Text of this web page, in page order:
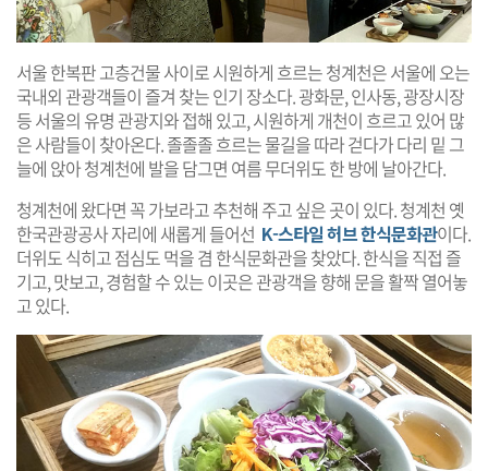
서울 한복판 고층건물 사이로 시원하게 흐르는 청계천은 서울에 오는
국내외 관광객들이 즐겨 찾는 인기 장소다. 광화문, 인사동, 광장시장
등 서울의 유명 관광지와 접해 있고, 시원하게 개천이 흐르고 있어 많
은 사람들이 찾아온다. 졸졸졸 흐르는 물길을 따라 걷다가 다리 밑 그
늘에 앉아 청계천에 발을 담그면 여름 무더위도 한 방에 날아간다.
청계천에 왔다면 꼭 가보라고 추천해 주고 싶은 곳이 있다. 청계천 옛
한국관광공사 자리에 새롭게 들어선 K-스타일 허브 한식문화관이다.
더위도 식히고 점심도 먹을 겸 한식문화관을 찾았다. 한식을 직접 즐
기고, 맛보고, 경험할 수 있는 이곳은 관광객을 향해 문을 활짝 열어놓
고 있다.